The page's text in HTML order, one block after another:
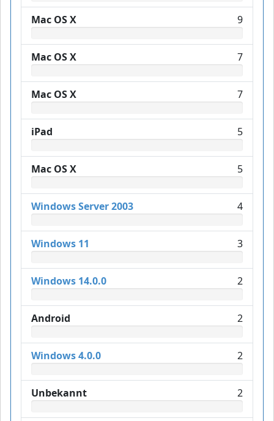
Mac OS X 9
Mac OS X 7
Mac OS X 7
iPad 5
Mac OS X 5
Windows Server 2003 4
Windows 11 3
Windows 14.0.0 2
Android 2
Windows 4.0.0 2
Unbekannt 2